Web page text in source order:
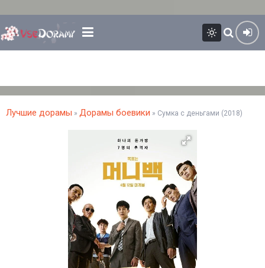
Лучшие дорамы » Дорамы боевики » Сумка с деньгами (2018)